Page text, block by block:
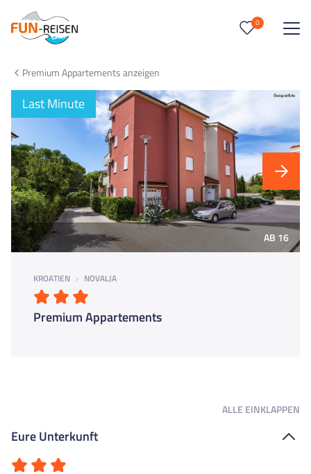
0
Keine Reisen auf der Merkliste
Premium Appartements anzeigen
Last Minute
AB 16
KROATIEN NOVALJA
Premium Appartements
ALLE EINKLAPPEN
Eure Unterkunft